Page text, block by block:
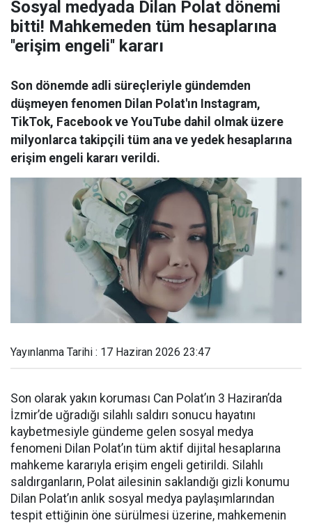
Sosyal medyada Dilan Polat dönemi
bitti! Mahkemeden tüm hesaplarına
''erişim engeli'' kararı
Son dönemde adli süreçleriyle gündemden
düşmeyen fenomen Dilan Polat'ın Instagram,
TikTok, Facebook ve YouTube dahil olmak üzere
milyonlarca takipçili tüm ana ve yedek hesaplarına
erişim engeli kararı verildi.
Yayınlanma Tarihi : 17 Haziran 2026 23:47
Son olarak yakın koruması Can Polat’ın 3 Haziran’da
İzmir’de uğradığı silahlı saldırı sonucu hayatını
kaybetmesiyle gündeme gelen sosyal medya
fenomeni Dilan Polat’ın tüm aktif dijital hesaplarına
mahkeme kararıyla erişim engeli getirildi. Silahlı
saldırganların, Polat ailesinin saklandığı gizli konumu
Dilan Polat’ın anlık sosyal medya paylaşımlarından
tespit ettiğinin öne sürülmesi üzerine, mahkemenin